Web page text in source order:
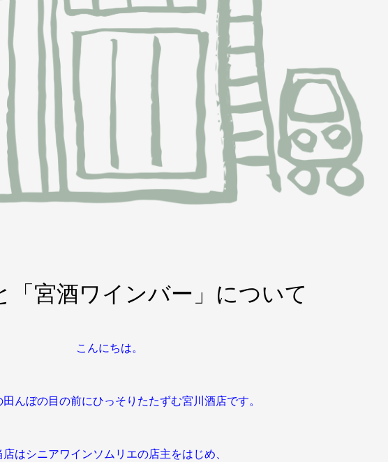
「宮酒ワインバー」について
こんにちは。
んぼの目の前にひっそりたたずむ宮川酒店です。
店はシニアワインソムリエの店主をはじめ、